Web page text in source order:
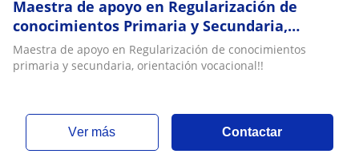
Maestra de apoyo en Regularización de
conocimientos Primaria y Secundaria,
Educación Especial enfocada a niños TEA y
Capacidades Diferentes; imparto Taller de
Maestra de apoyo en Regularización de conocimientos
primaria y secundaria, orientación vocacional!!
ver más Contactar